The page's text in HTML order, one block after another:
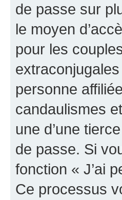
de passe sur
le moyen
pour les
personne
candaulismes
une d’une
de passe. Si
fonction « J’ai
Ce processus